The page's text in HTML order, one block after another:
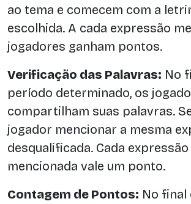
ao tema e comecem com a
escolhida. A cada expressão
jogadores ganham pontos.
Verificação das Palavras: No
período determinado, os
compartilham suas palavras.
jogador mencionar a mesma
desqualificada. Cada
mencionada vale um ponto.
Contagem de Pontos: No final